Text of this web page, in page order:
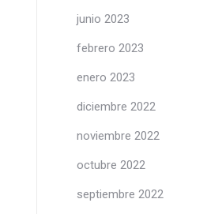
junio 2023
febrero 2023
enero 2023
diciembre 2022
noviembre 2022
octubre 2022
septiembre 2022